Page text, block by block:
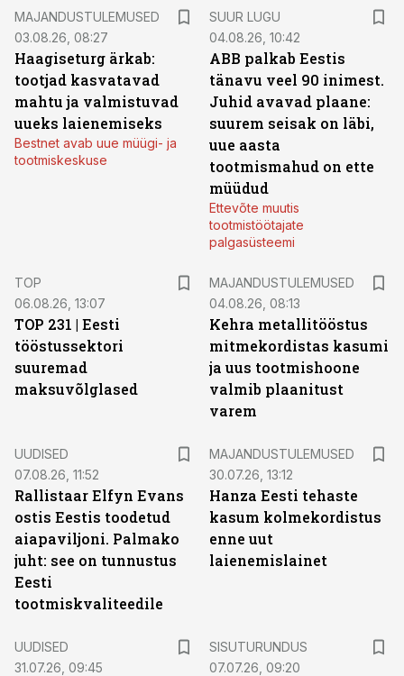
MAJANDUSTULEMUSED
03.08.26, 08:27
Haagiseturg ärkab:
tootjad kasvatavad
mahtu ja valmistuvad
uueks laienemiseks
Bestnet avab uue müügi- ja
tootmiskeskuse
SUUR LUGU
04.08.26, 10:42
ABB palkab Eestis
tänavu veel 90 inimest.
Juhid avavad plaane:
suurem seisak on läbi,
uue aasta
tootmismahud on ette
müüdud
Ettevõte muutis
tootmistöötajate
palgasüsteemi
TOP
06.08.26, 13:07
TOP 231 | Eesti
tööstussektori
suuremad
maksuvõlglased
MAJANDUSTULEMUSED
04.08.26, 08:13
Kehra metallitööstus
mitmekordistas kasumi
ja uus tootmishoone
valmib plaanitust
varem
UUDISED
07.08.26, 11:52
Rallistaar Elfyn Evans
ostis Eestis toodetud
aiapaviljoni. Palmako
juht: see on tunnustus
Eesti
tootmiskvaliteedile
MAJANDUSTULEMUSED
30.07.26, 13:12
Hanza Eesti tehaste
kasum kolmekordistus
enne uut
laienemislainet
UUDISED
31.07.26, 09:45
SISUTURUNDUS
07.07.26, 09:20